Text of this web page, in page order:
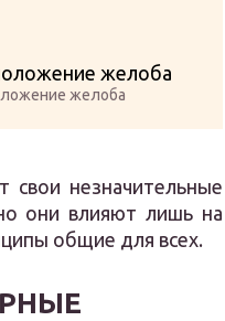
желоба
незначительные
они влияют лишь на
общие для всех.